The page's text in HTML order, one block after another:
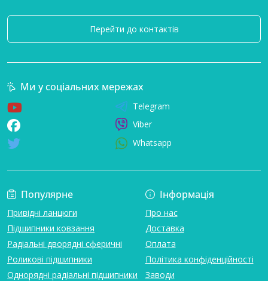
Перейти до контактів
Популярне
Привідні ланцюги
Підшипники ковзання
Радіальні дворядні сферичні
Роликові підшипники
Однорядні радіальні підшипники
Інформація
Про нас
Доставка
Оплата
Політика конфіденційності
Заводи
Ми у соціальних мережах
Telegram
Viber
Whatsapp